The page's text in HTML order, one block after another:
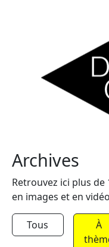
Archives
Retrouvez ici plus de
en images et en
Tous
À